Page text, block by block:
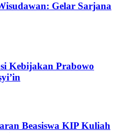
Gelar Sarjana
Kebijakan Prabowo
Beasiswa KIP Kuliah